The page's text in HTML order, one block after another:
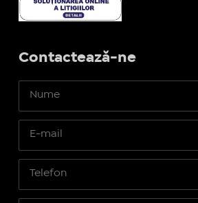
Contactează-ne